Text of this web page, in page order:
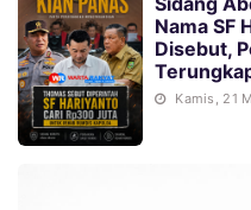
Nama SF
Disebut,
Kamis, 21